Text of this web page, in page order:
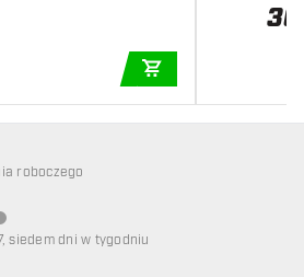
30
roboczego
klienta niedostępna
siedem dni w tygodniu